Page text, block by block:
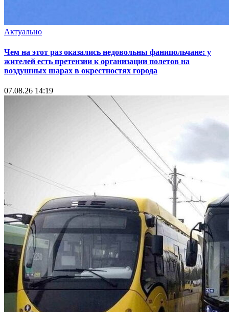
Актуально
Чем на этот раз оказались недовольны фанипольчане: у
жителей есть претензии к организации полетов на
воздушных шарах в окрестностях города
07.08.26 14:19